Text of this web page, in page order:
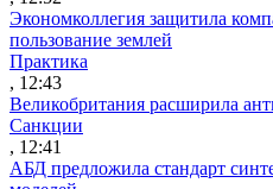
Экономколлегия защитила
пользование землей
Практика
, 12:43
Великобритания расширила
Санкции
, 12:41
АБД предложила стандарт